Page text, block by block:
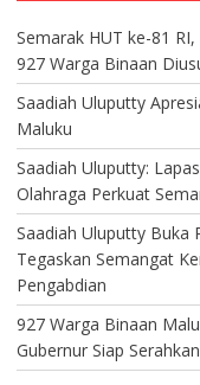
Semarak HUT ke-81
927 Warga Binaan
Saadiah Uluputty
Maluku
Saadiah Uluputty:
Olahraga Perkuat
Saadiah Uluputty Buka
Tegaskan Semangat
Pengabdian
927 Warga Binaan
Gubernur Siap